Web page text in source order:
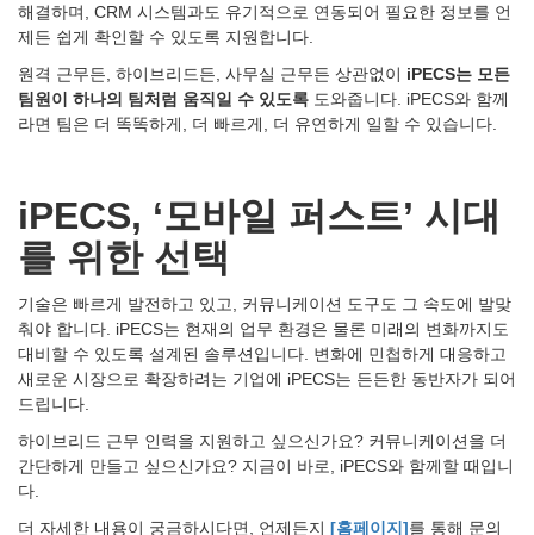
해결하며, CRM 시스템과도 유기적으로 연동되어 필요한 정보를 언
제든 쉽게 확인할 수 있도록 지원합니다.
원격 근무든, 하이브리드든, 사무실 근무든 상관없이 iPECS는 모든
팀원이 하나의 팀처럼 움직일 수 있도록 도와줍니다. iPECS와 함께
라면 팀은 더 똑똑하게, 더 빠르게, 더 유연하게 일할 수 있습니다.
iPECS, ‘모바일 퍼스트’ 시대
를 위한 선택
기술은 빠르게 발전하고 있고, 커뮤니케이션 도구도 그 속도에 발맞
춰야 합니다. iPECS는 현재의 업무 환경은 물론 미래의 변화까지도
대비할 수 있도록 설계된 솔루션입니다. 변화에 민첩하게 대응하고
새로운 시장으로 확장하려는 기업에 iPECS는 든든한 동반자가 되어
드립니다.
하이브리드 근무 인력을 지원하고 싶으신가요? 커뮤니케이션을 더
간단하게 만들고 싶으신가요? 지금이 바로, iPECS와 함께할 때입니
다.
더 자세한 내용이 궁금하시다면, 언제든지 [홈페이지]를 통해 문의